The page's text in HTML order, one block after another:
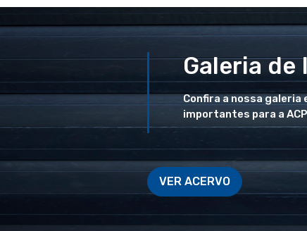
Galeria de
Confira a nossa
importantes para a
VER ACERVO